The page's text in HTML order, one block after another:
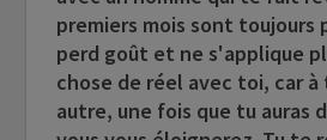
premiers mois sont toujours
perd goût et ne s'applique
chose de réel avec toi, car
autre, une fois que tu auras